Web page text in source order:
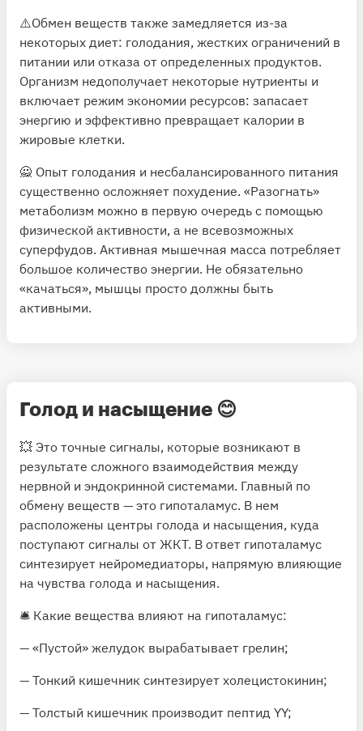
⚠️Обмен веществ также замедляется из-за
некоторых диет: голодания, жестких ограничений в
питании или отказа от определенных продуктов.
Организм недополучает некоторые нутриенты и
включает режим экономии ресурсов: запасает
энергию и эффективно превращает калории в
жировые клетки.
🙅 Опыт голодания и несбалансированного питания
существенно осложняет похудение. «Разогнать»
метаболизм можно в первую очередь с помощью
физической активности, а не всевозможных
суперфудов. Активная мышечная масса потребляет
большое количество энергии. Не обязательно
«качаться», мышцы просто должны быть
активными.
Голод и насыщение 😊
💥 Это точные сигналы, которые возникают в
результате сложного взаимодействия между
нервной и эндокринной системами. Главный по
обмену веществ — это гипоталамус. В нем
расположены центры голода и насыщения, куда
поступают сигналы от ЖКТ. В ответ гипоталамус
синтезирует нейромедиаторы, напрямую влияющие
на чувства голода и насыщения.
🛎 Какие вещества влияют на гипоталамус:
— «Пустой» желудок вырабатывает грелин;
— Тонкий кишечник синтезирует холецистокинин;
— Толстый кишечник производит пептид YY;